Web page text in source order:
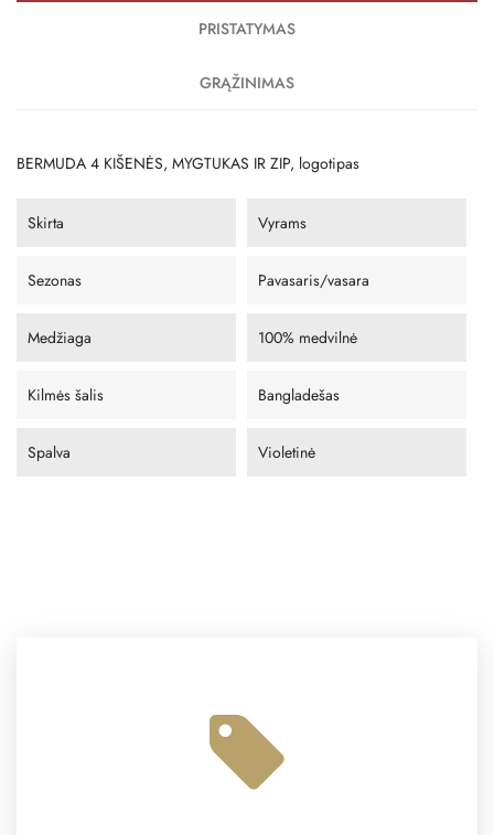
PRISTATYMAS
GRĄŽINIMAS
BERMUDA 4 KIŠENĖS, MYGTUKAS IR ZIP, logotipas
Skirta Vyrams
Sezonas Pavasaris/vasara
Medžiaga 100% medvilnė
Kilmės šalis Bangladešas
Spalva Violetinė